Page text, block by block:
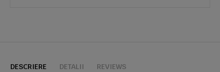
DESCRIERE DETALII REVIEWS